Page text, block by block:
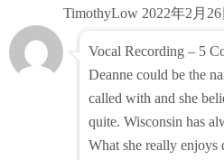
TimothyLow 2022年2月26
Vocal Recording – 5
Deanne could be the
called with and she
quite. Wisconsin has
What she really enjoys